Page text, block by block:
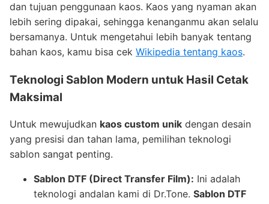
dan tujuan penggunaan kaos. Kaos yang nyaman akan
lebih sering dipakai, sehingga kenanganmu akan selalu
bersamanya. Untuk mengetahui lebih banyak tentang
bahan kaos, kamu bisa cek Wikipedia tentang kaos.
Teknologi Sablon Modern untuk Hasil Cetak
Maksimal
Untuk mewujudkan kaos custom unik dengan desain
yang presisi dan tahan lama, pemilihan teknologi
sablon sangat penting.
Sablon DTF (Direct Transfer Film): Ini adalah
teknologi andalan kami di Dr.Tone. Sablon DTF